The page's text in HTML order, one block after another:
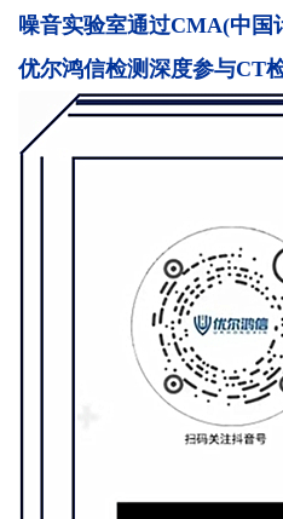
噪音实验室通过CMA(中国
优尔鸿信检测深度参与CT